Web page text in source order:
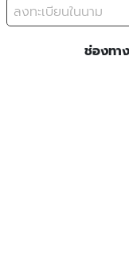
ลงทะเบียนในนาม
ช่องทา